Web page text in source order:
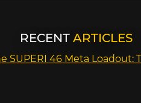
RECENT ARTICLES
SUPERI 46 Meta Loadout: